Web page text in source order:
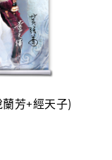
蘭芳+經天子)